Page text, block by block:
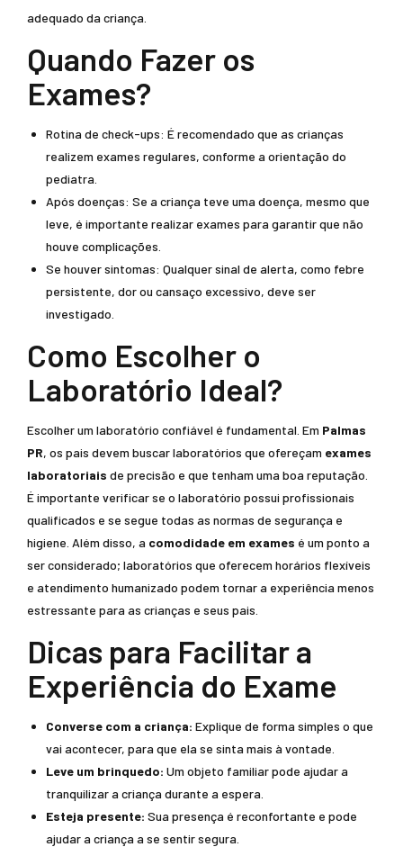
adequado da criança.
Quando Fazer os
Exames?
Rotina de check-ups: É recomendado que as crianças
realizem exames regulares, conforme a orientação do
pediatra.
Após doenças: Se a criança teve uma doença, mesmo que
leve, é importante realizar exames para garantir que não
houve complicações.
Se houver sintomas: Qualquer sinal de alerta, como febre
persistente, dor ou cansaço excessivo, deve ser
investigado.
Como Escolher o
Laboratório Ideal?
Escolher um laboratório confiável é fundamental. Em Palmas
PR, os pais devem buscar laboratórios que ofereçam exames
laboratoriais de precisão e que tenham uma boa reputação.
É importante verificar se o laboratório possui profissionais
qualificados e se segue todas as normas de segurança e
higiene. Além disso, a comodidade em exames é um ponto a
ser considerado; laboratórios que oferecem horários flexíveis
e atendimento humanizado podem tornar a experiência menos
estressante para as crianças e seus pais.
Dicas para Facilitar a
Experiência do Exame
Converse com a criança: Explique de forma simples o que
vai acontecer, para que ela se sinta mais à vontade.
Leve um brinquedo: Um objeto familiar pode ajudar a
tranquilizar a criança durante a espera.
Esteja presente: Sua presença é reconfortante e pode
ajudar a criança a se sentir segura.